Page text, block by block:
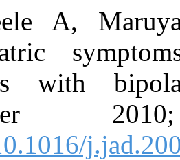
8. Steele A,
Psychiatric
patients with
Disorder
[DOI:10.1016/